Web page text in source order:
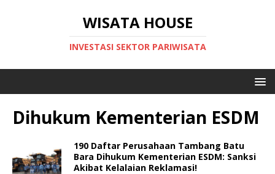
WISATA HOUSE
INVESTASI SEKTOR PARIWISATA
Dihukum Kementerian ESDM
190 Daftar Perusahaan Tambang Batu
Bara Dihukum Kementerian ESDM: Sanksi
Akibat Kelalaian Reklamasi!